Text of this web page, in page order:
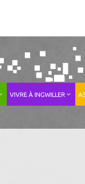
VIVRE À INGWILLER